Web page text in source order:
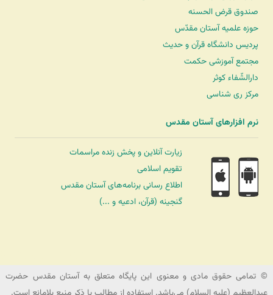
صندوق قرض الحسنه
حوزه علمیه آستان مقدّس
پردیس دانشگاه قرآن و حدیث
مجتمع آموزشی حکمت
دارالشّفاء کوثر
مرکز ری شناسی
نرم افزارهای آستان مقدس
زیارت آنلاین و پخش زنده مراسمات
تقویم اسلامی
اطلاع رسانی برنامه‌های آستان مقدس
گنجینه (قرآن، ادعیه و ...)
© تمامی حقوق مادی و معنوی این پایگاه متعلق به آستان مقدس حضرت